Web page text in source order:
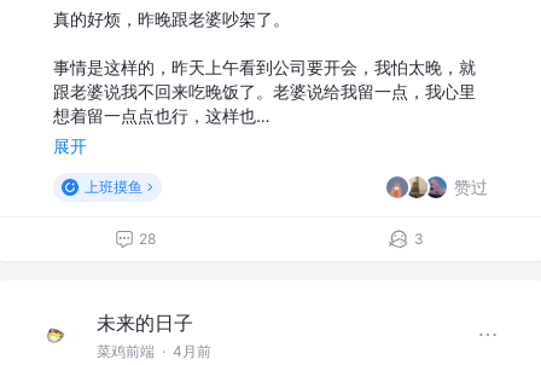
真的好烦，昨晚跟老婆吵架了。
事情是这样的，昨天上午看到公司要开会，我怕太晚，就
跟老婆说我不回来吃晚饭了。老婆说给我留一点，我心里
想着留一点点也行，这样也…
展开
上班摸鱼 赞过
28 3
未来的日子
菜鸡前端 · 4月前